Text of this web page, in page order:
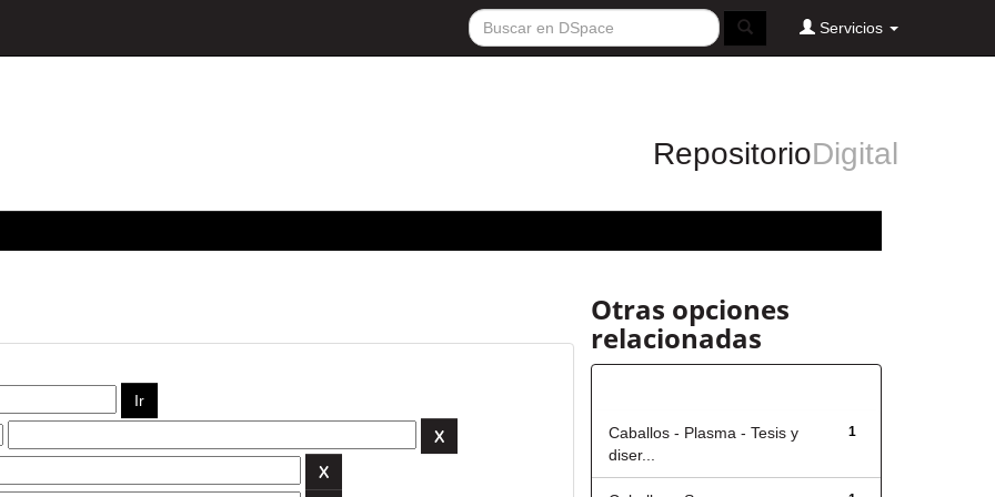
Servicios
RepositorioDigital
Otras opciones
relacionadas
1
Caballos - Plasma - Tesis y
diser...